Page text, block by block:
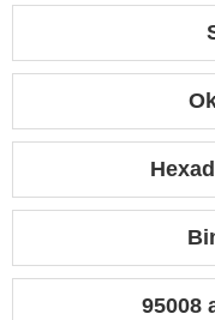
95008